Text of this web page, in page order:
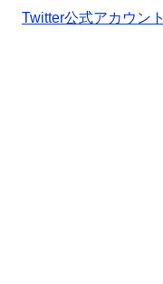
Twitter公式アカウント